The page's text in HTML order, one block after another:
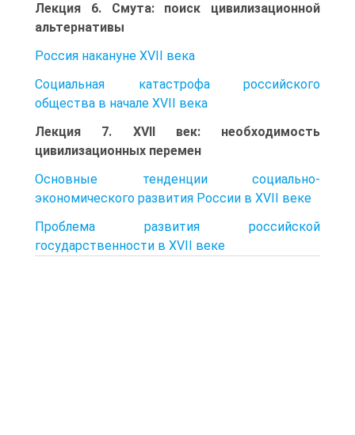
Лекция 6. Смута: поиск цивилизационной
альтернативы
Россия накануне XVII века
Социальная катастрофа российского
общества в начале XVII века
Лекция 7. XVII век: необходимость
цивилизационных пере­мен
Основные тенденции социально­
экономического развития России в XVII веке
Проблема развития российской
государственности в XVII веке